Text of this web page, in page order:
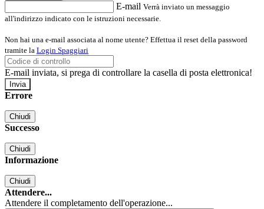
E-mail Verrà inviato un messaggio
all'indirizzo indicato con le istruzioni necessarie.
Non hai una e-mail associata al nome utente? Effettua il reset della password
tramite la Login Spaggiari
E-mail inviata, si prega di controllare la casella di posta elettronica!
Errore
Chiudi
Successo
Chiudi
Informazione
Chiudi
Attendere...
Attendere il completamento dell'operazione...